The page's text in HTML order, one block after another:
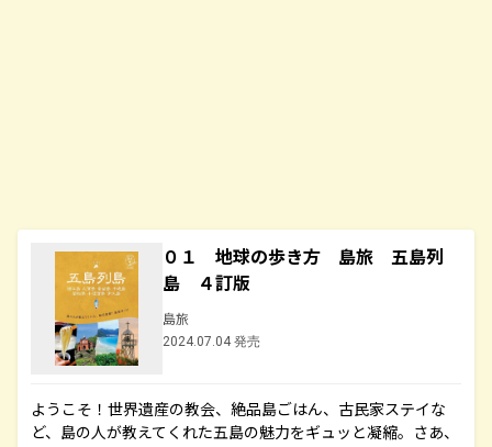
０１ 地球の歩き方 島旅 五島列
島 ４訂版
島旅
2024.07.04 発売
ようこそ！世界遺産の教会、絶品島ごはん、古民家ステイな
ど、島の人が教えてくれた五島の魅力をギュッと凝縮。さあ、